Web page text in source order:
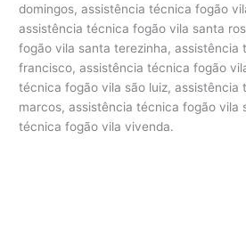
domingos, assistência técnica fogão
assistência técnica fogão vila santa
fogão vila santa terezinha, assistência
francisco, assistência técnica fogão
técnica fogão vila são luiz, assistência
marcos, assistência técnica fogão vila
técnica fogão vila vivenda.